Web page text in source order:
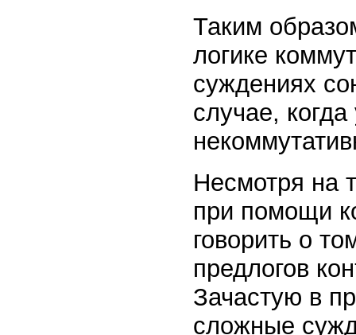
Таким
логике
суждениях
случае,
Несмотря на
при помощи
говорить о
предлогов
Зачастую в
сложные